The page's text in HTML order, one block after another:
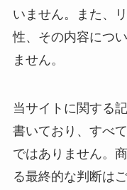
いません。また、
性、その内容につ
ません。
当サイトに関する
書いており、すべ
ではありません。
る最終的な判断は